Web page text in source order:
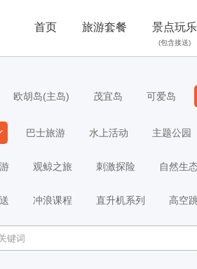
首页 旅游套餐 景点玩乐
(包含接送)
欧胡岛(主岛) 茂宜岛 可爱岛
巴士旅游 水上活动 主题公园
观鲸之旅 刺激探险 自然生
冲浪课程 直升机系列 高空